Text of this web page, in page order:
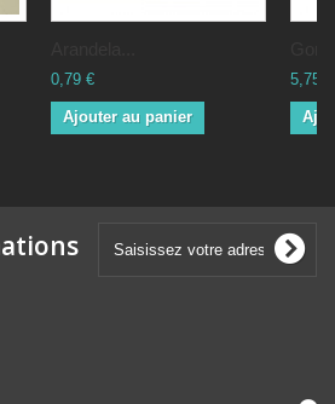
0,79 €
Ajouter au panier
5,75 €